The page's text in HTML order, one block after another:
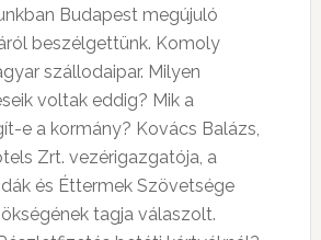
Budapest megújuló
beszélgettünk. Komoly
szállodaipar. Milyen
voltak eddig? Mik a
e a kormány? Kovács Balázs,
Zrt. vezérigazgatója, a
és Éttermek Szövetsége
tagja válaszolt.